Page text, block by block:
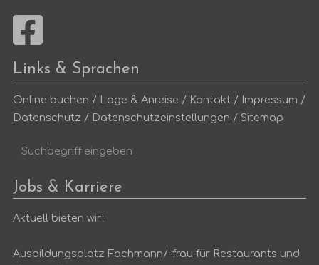
Links & Sprachen
Online buchen / Lage & Anreise / Kontakt / Impressum /
Datenschutz / Datenschutzeinstellungen /Sitemap
Suchbegriff
Jobs & Karriere
Aktuell bieten wir:
Ausbildungsplatz Fachmann/-frau für Restaurants und